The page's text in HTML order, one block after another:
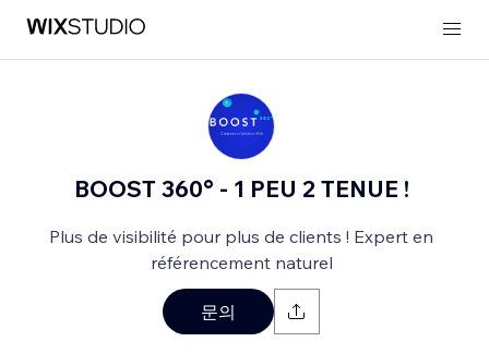
BOOST 360° - 1 PEU 2 TENUE !
Plus de visibilité pour plus de clients ! Expert en
référencement naturel
문의